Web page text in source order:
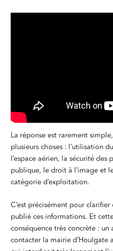
La réponse est rarement
plusieurs choses : l’utilisation
l’espace aérien, la sécurité
publique, le droit à l’image et
catégorie d’exploitation.
C’est précisément pour clarifier
publié ces informations. Et
conséquence très concrète :
contacter la mairie d’Houlgate